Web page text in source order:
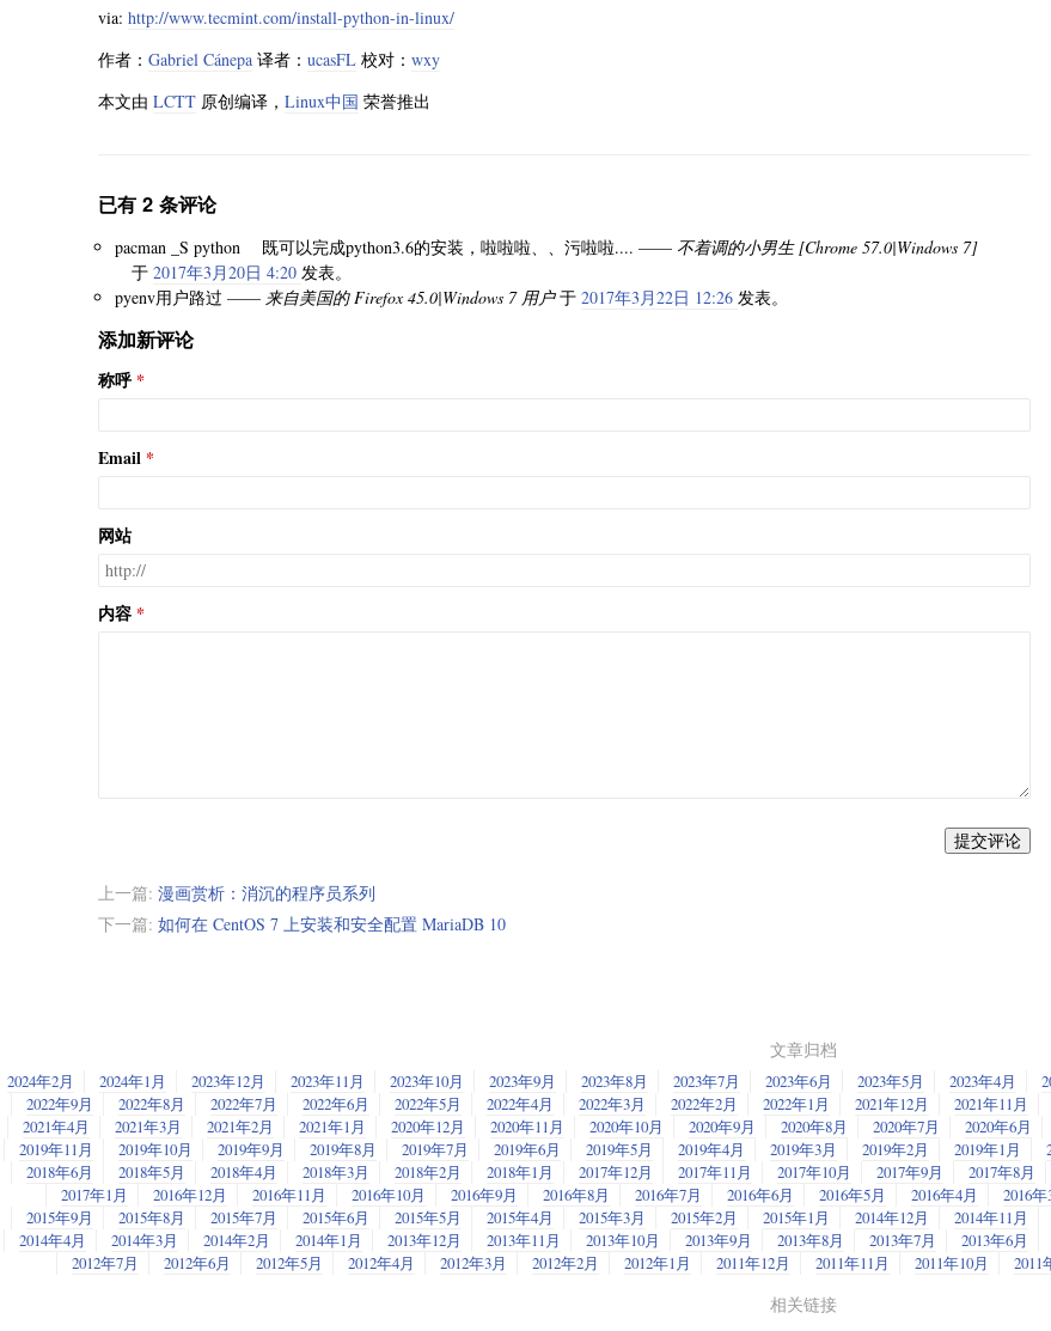
via: http://www.tecmint.com/install-python-in-linux/
作者： Gabriel Cánepa 译者： ucasFL 校对： wxy
本文由 LCTT 原创编译， Linux中国 荣誉推出
已有 2 条评论
pacman _S python 既可以完成python3.6的安装，啦啦啦、、污啦啦.... —— 不着调的小男生 [Chrome 57.0|Windows 7]
于 2017年3月20日 4:20 发表。
pyenv用户路过 —— 来自美国的 Firefox 45.0|Windows 7 用户 于 2017年3月22日 12:26 发表。
添加新评论
称呼
Email
网站
内容
提交评论
上一篇: 漫画赏析：消沉的程序员系列
下一篇: 如何在 CentOS 7 上安装和安全配置 MariaDB 10
文章归档
2024年2月 2024年1月 2023年12月 2023年11月 2023年10月 2023年9月 2023年8月 2023年7月 2023年6月 2023年5月 2023年4月
2022年9月
2022年8月 2022年7月 2022年6月 2022年5月 2022年4月 2022年3月 2022年2月 2022年1月 2021年12月 2021年11月
2021年4月
2021年3月 2021年2月 2021年1月 2020年12月 2020年11月 2020年10月 2020年9月 2020年8月 2020年7月 2020年6月
2019年11月
2019年10月 2019年9月 2019年8月 2019年7月 2019年6月 2019年5月 2019年4月 2019年3月 2019年2月 2019年1月
2018年6月
2018年5月 2018年4月 2018年3月 2018年2月 2018年1月 2017年12月 2017年11月 2017年10月 2017年9月 2017年8月
2017年1月
2016年12月 2016年11月 2016年10月 2016年9月 2016年8月 2016年7月 2016年6月 2016年5月 2016年4月 2016年
2015年9月
2015年8月 2015年7月 2015年6月 2015年5月 2015年4月 2015年3月 2015年2月 2015年1月 2014年12月 2014年11月
2014年4月
2014年3月 2014年2月 2014年1月 2013年12月 2013年11月 2013年10月 2013年9月 2013年8月 2013年7月 2013年6月
2012年7月
2012年6月 2012年5月 2012年4月 2012年3月 2012年2月 2012年1月 2011年12月 2011年11月 2011年10月 2011
相关链接